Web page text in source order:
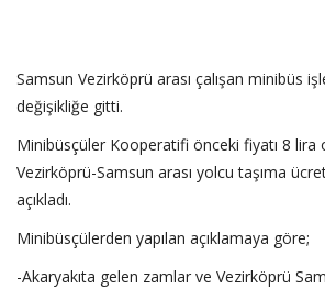
Samsun Vezirköprü arası çalışan minibüs
değişikliğe gitti.
Minibüsçüler Kooperatifi önceki fiyatı 8
Vezirköprü-Samsun arası yolcu taşıma
açıkladı.
Minibüsçülerden yapılan açıklamaya göre;
-Akaryakıta gelen zamlar ve Vezirköprü